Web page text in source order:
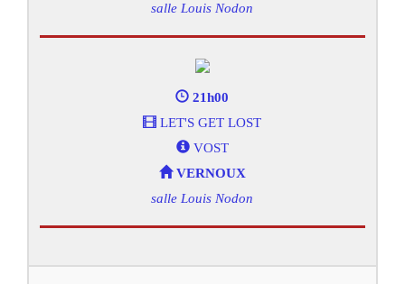
salle Louis Nodon
21h00
LET'S GET LOST
VOST
VERNOUX
salle Louis Nodon